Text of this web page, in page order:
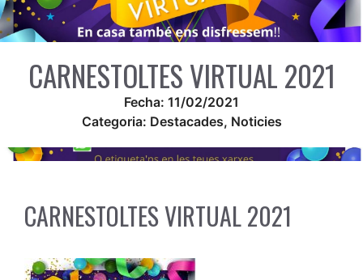
CARNESTOLTES VIRTUAL 2021
Fecha: 11/02/2021
Categoria: Destacades, Noticies
CARNESTOLTES VIRTUAL 2021